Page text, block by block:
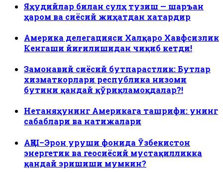
Яҳудийлар билан сулҳ тузиш — шаръан
ҳаром ва сиёсий жиҳатдан хатардир
Америка делегацияси Халқаро Хавфсизлик
Кенгаши йиғилишидан чиқиб кетди!
Замонавий сиёсий бутпарастлик: Бутлар
хизматкорлари республика низоми
бутини қандай қўриқламоқдалар?!
Нетаняҳунинг Америкага ташрифи: унинг
сабаблари ва натижалари
АҚШ–Эрон уруши фонида Ўзбекистон
энергетик ва геосиёсий мустақилликка
қандай эришиши мумкин?